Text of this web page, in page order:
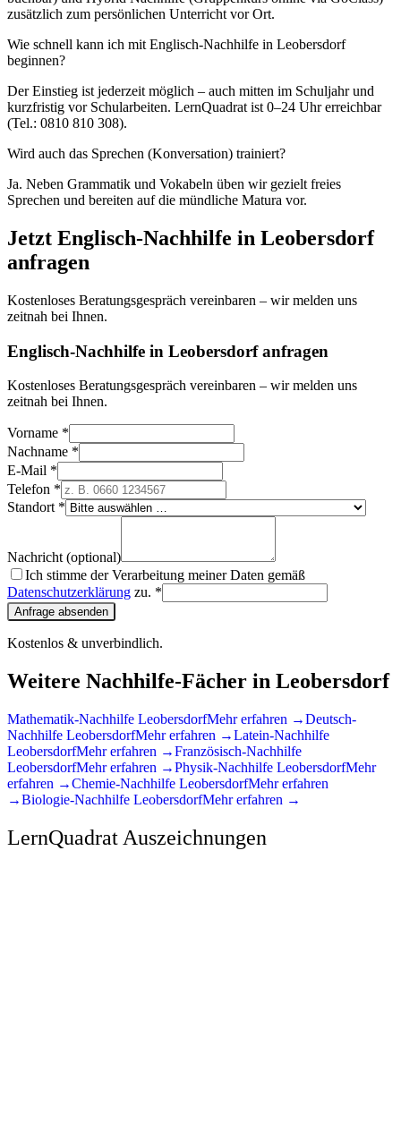
zusätzlich zum persönlichen Unterricht vor Ort.
Wie schnell kann ich mit Englisch-Nachhilfe in Leobersdorf
beginnen?
Der Einstieg ist jederzeit möglich – auch mitten im Schuljahr und
kurzfristig vor Schularbeiten. LernQuadrat ist 0–24 Uhr erreichbar
(Tel.: 0810 810 308).
Wird auch das Sprechen (Konversation) trainiert?
Ja. Neben Grammatik und Vokabeln üben wir gezielt freies
Sprechen und bereiten auf die mündliche Matura vor.
Jetzt Englisch-Nachhilfe in Leobersdorf
anfragen
Kostenloses Beratungsgespräch vereinbaren – wir melden uns
zeitnah bei Ihnen.
Englisch-Nachhilfe in Leobersdorf anfragen
Kostenloses Beratungsgespräch vereinbaren – wir melden uns
zeitnah bei Ihnen.
Vorname *
Nachname *
E-Mail *
Telefon *
Standort *
Nachricht (optional)
Ich stimme der Verarbeitung meiner Daten gemäß
Datenschutzerklärung zu. *
Anfrage absenden
Kostenlos & unverbindlich.
Weitere Nachhilfe-Fächer in Leobersdorf
Mathematik-Nachhilfe LeobersdorfMehr erfahren →Deutsch-
Nachhilfe LeobersdorfMehr erfahren →Latein-Nachhilfe
LeobersdorfMehr erfahren →Französisch-Nachhilfe
LeobersdorfMehr erfahren →Physik-Nachhilfe LeobersdorfMehr
erfahren →Chemie-Nachhilfe LeobersdorfMehr erfahren
→Biologie-Nachhilfe LeobersdorfMehr erfahren →
LernQuadrat Auszeichnungen